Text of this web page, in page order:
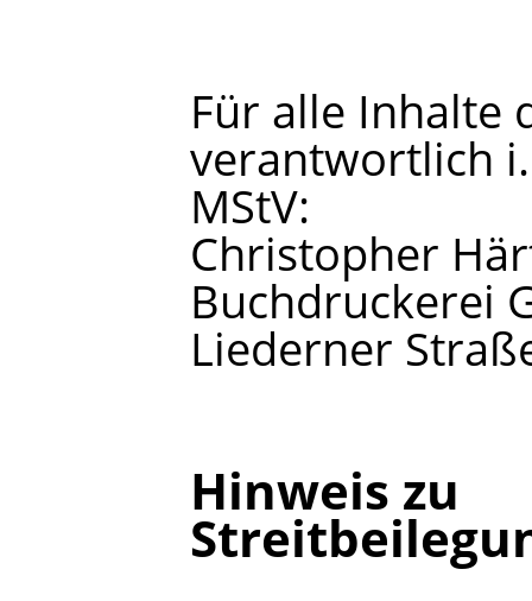
Für alle Inhalte
verantwortlich i.
MStV:
Christopher
Buchdruckerei
Liederner
Hinweis zu